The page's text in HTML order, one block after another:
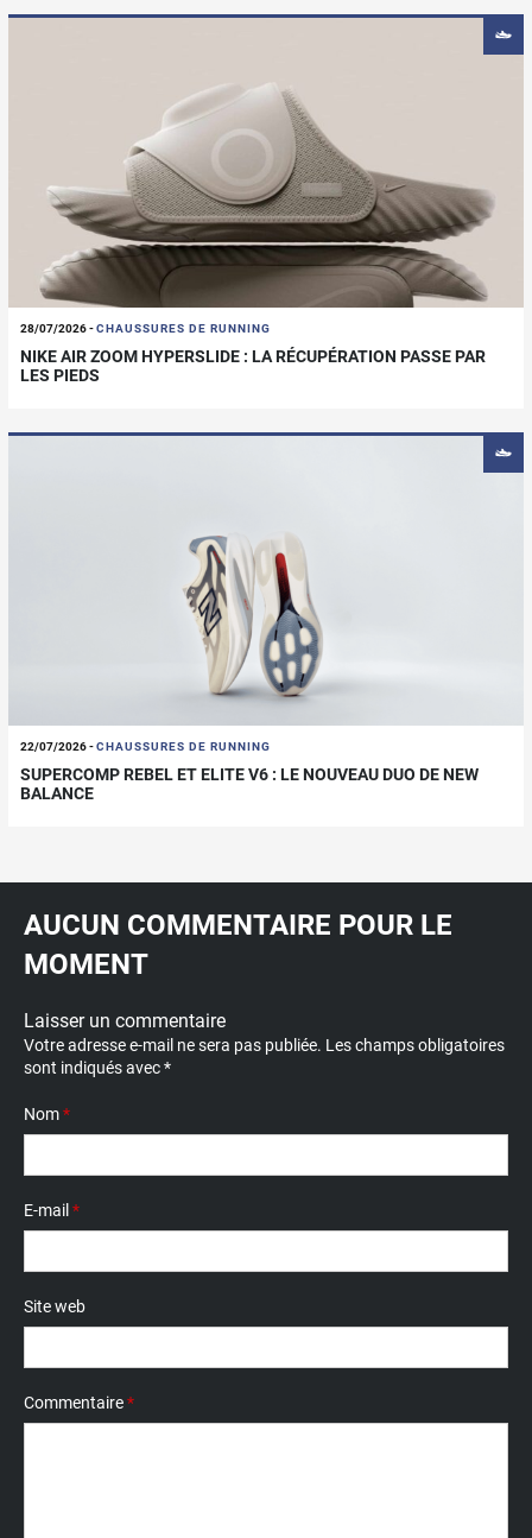
28/07/2026-CHAUSSURES DE RUNNING
NIKE AIR ZOOM HYPERSLIDE : LA RÉCUPÉRATION PASSE PAR
LES PIEDS
22/07/2026-CHAUSSURES DE RUNNING
SUPERCOMP REBEL ET ELITE V6 : LE NOUVEAU DUO DE NEW
BALANCE
AUCUN COMMENTAIRE POUR LE
MOMENT
Laisser un commentaire
Votre adresse e-mail ne sera pas publiée. Les champs obligatoires
sont indiqués avec*
Nom*
E-mail *
Site web
Commentaire*